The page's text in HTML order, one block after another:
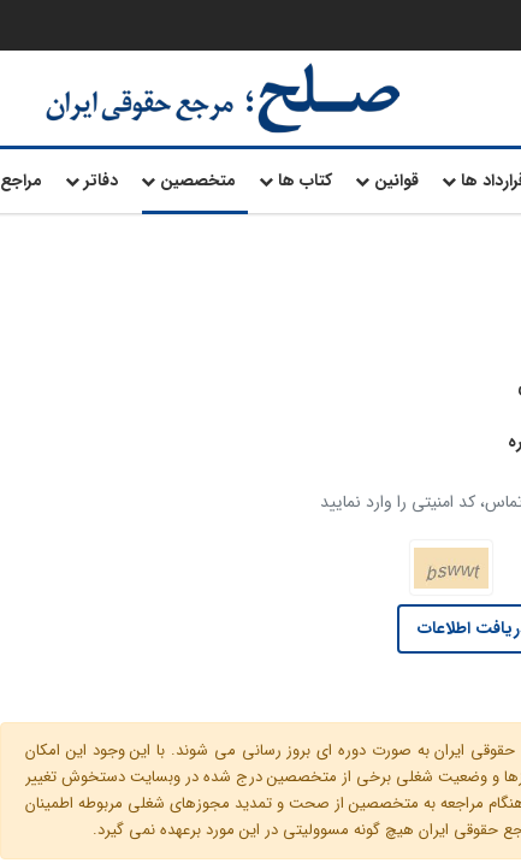
ها قوانین کتاب ها متخصصین دفاتر مراجع
کد امنیتی را وارد نمایید
اطلاعات
ایران به صورت دوره ای بروز رسانی می شوند. با این وجود این امکان
و وضعیت شغلی برخی از متخصصین درج شده در وبسایت دستخوش تغییر
هنگام مراجعه به متخصصین از صحت و تمدید مجوزهای شغلی مربوطه اطمینان
ایران هیچ گونه مسوولیتی در این مورد برعهده نمی گیرد.